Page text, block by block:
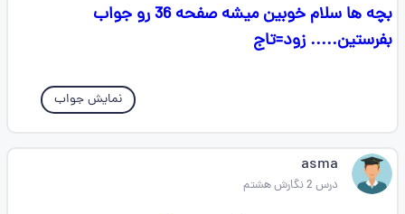
بچه ها سلام خوبین میشه صفحه 36 رو جواب
بفرستین..... زود=تاج
نمایش جواب
asma
درس 2 نگارش هشتم